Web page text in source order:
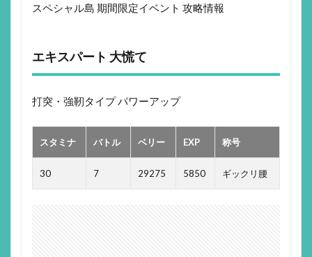
スペシャル島 期間限定イベント 攻略情報
エキスパート 大慌て
打突・強靭タイプ パワーアップ
スタミナ バトル ベリー EXP 称号
30 7 29275 5850 ギックリ腰